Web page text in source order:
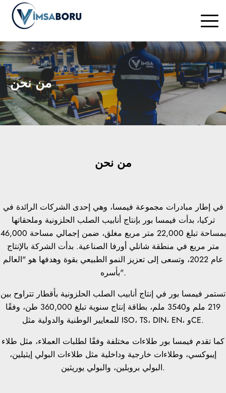
من نحن
من نحن
في إطار مبادرات مجموعة فيمسا، وهي إحدى الشركات الرائدة في
تركيا، بدأت فيمسا بور بإنتاج أنابيب الصلب الحلزونية وملحقاتها
بمساحة تبلغ 22,000 متر مربع مغلق، ضمن إجمالي مساحة 46,000
متر مربع في منطقة شانلي أورفا الصناعية. بدأت الشركة بالإنتاج
عام 2022، وتسعى إلى تعزيز النمو الطبيعي بقوة وهدفها هو "العالم
بأسره".
تستمر فيمسا بور في إنتاج أنابيب الصلب الحلزونية بأقطار تتراوح بين
219 ملم و3540 ملم، بطاقة إنتاج سنوية تبلغ 360,000 طن، وفقًا
للمعايير الوطنية والدولية مثل ISO، TS، DIN، EN، وCE.
كما تقدم فيمسا بور طلاءات مختلفة وفقًا لطلبات العملاء، مثل طلاء
إيبوكسي، وطلاءات خارجية وداخلية مثل طلاءات البولي إيثيلين،
البولي بروبلين، والبولي يوريثين.